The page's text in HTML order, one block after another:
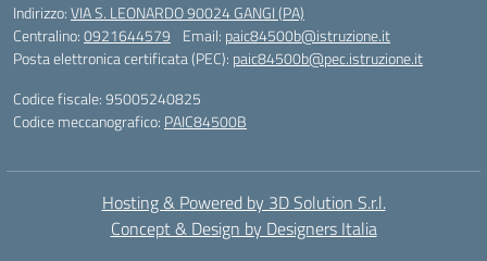
Indirizzo:VIA S. LEONARDO 90024 GANGI (PA)
Centralino:0921644579 Email: paic84500b@istruzione.it
Posta elettronica certificata (PEC): paic84500b@pec.istruzione.it
Codice fiscale: 95005240825
Codice meccanografico: PAIC84500B
Hosting & Powered by 3D Solution S.r.l.
Concept & Design by Designers Italia